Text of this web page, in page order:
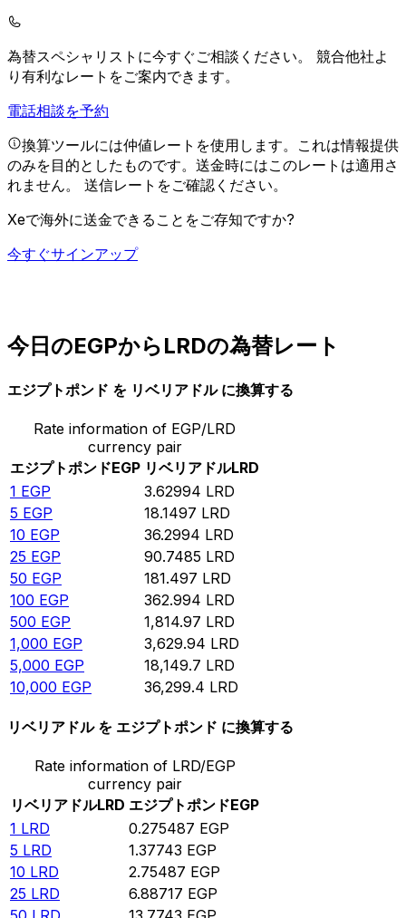
為替スペシャリストに今すぐご相談ください。 競合他社よ
り有利なレートをご案内できます。
電話相談を予約
換算ツールには仲値レートを使用します。これは情報提供
のみを目的としたものです。送金時にはこのレートは適用さ
れません。 送信レートをご確認ください。
Xeで海外に送金できることをご存知ですか?
今すぐサインアップ
今日のEGPからLRDの為替レート
エジプトポンド を リベリアドル に換算する
Rate information of EGP/LRD
currency pair
エジプトポンドEGP リベリアドルLRD
1 EGP 3.62994 LRD
5 EGP 18.1497 LRD
10 EGP 36.2994 LRD
25 EGP 90.7485 LRD
50 EGP 181.497 LRD
100 EGP 362.994 LRD
500 EGP 1,814.97 LRD
1,000 EGP 3,629.94 LRD
5,000 EGP 18,149.7 LRD
10,000 EGP 36,299.4 LRD
リベリアドル を エジプトポンド に換算する
Rate information of LRD/EGP
currency pair
リベリアドルLRD エジプトポンドEGP
1 LRD 0.275487 EGP
5 LRD 1.37743 EGP
10 LRD 2.75487 EGP
25 LRD 6.88717 EGP